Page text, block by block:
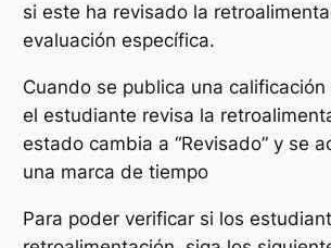
si este ha revisado la
evaluación específica.
Cuando se publica una calificación
el estudiante revisa la
estado cambia a “Revisado” y se
una marca de tiempo
Para poder verificar si los